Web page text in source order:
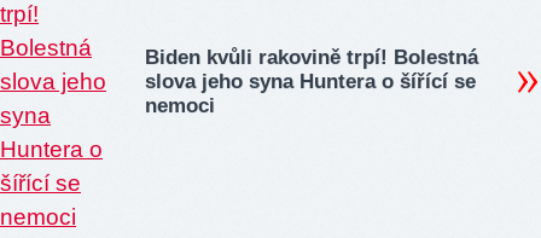
Biden kvůli rakovině trpí! Bolestná
slova jeho syna Huntera o šířící se
nemoci